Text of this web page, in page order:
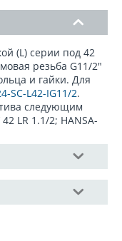
(L) серии под 42
резьба G11/2"
и гайки. Для
SC-L42-IG11/2.
следующим
42 LR 1.1/2; HANSA-